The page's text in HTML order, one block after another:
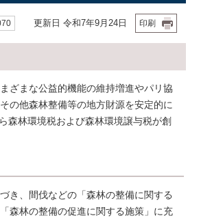
更新日 令和7年9月24日 印刷
ざまな公益的機能の維持増進やパリ協
の他森林整備等の地方財源を安定的に
森林環境税および森林環境譲与税が創
き、間伐などの「森林の整備に関する
森林の整備の促進に関する施策」に充